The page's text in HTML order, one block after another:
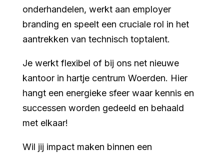
onderhandelen, werkt aan employer
branding en speelt een cruciale rol in het
aantrekken van technisch toptalent.
Je werkt flexibel of bij ons net nieuwe
kantoor in hartje centrum Woerden. Hier
hangt een energieke sfeer waar kennis en
successen worden gedeeld en behaald
met elkaar!
Wil jij impact maken binnen een